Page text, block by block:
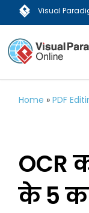
Visual
Home »PDF
OCR
के 5